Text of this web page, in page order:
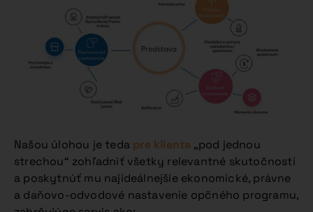
Našou úlohou je teda pre klienta „pod jednou
strechou“ zohľadniť všetky relevantné skutočnosti
a poskytnúť mu najideálnejšie ekonomické, právne
a daňovo-odvodové nastavenie opčného programu,